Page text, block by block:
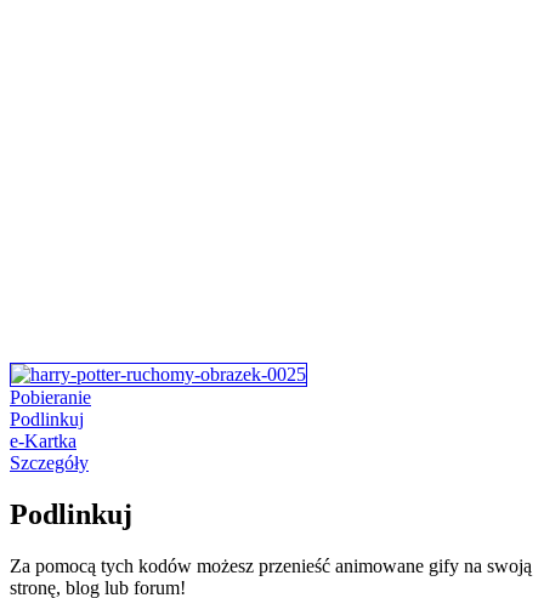
Pobieranie
Podlinkuj
e-Kartka
Szczegóły
Podlinkuj
Za pomocą tych kodów możesz przenieść animowane gify na swoją
stronę, blog lub forum!